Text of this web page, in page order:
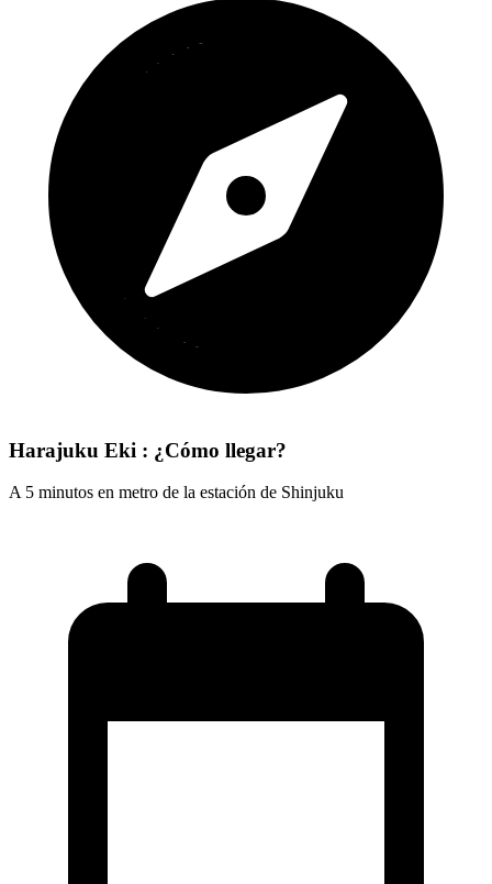
Harajuku Eki : ¿Cómo llegar?
A 5 minutos en metro de la estación de Shinjuku